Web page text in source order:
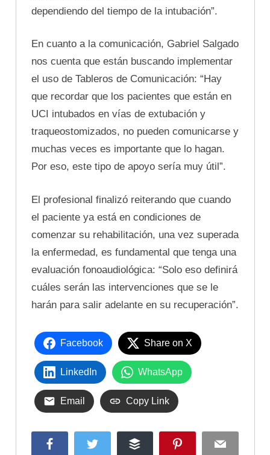
dependiendo del tiempo de la intubación”.
En cuanto a la comunicación, Gabriel Salgado
nos cuenta que están buscando implementar
el uso de Tableros de Comunicación: “Hay
que recordar que los pacientes que están en
UCI intubados en vías de extubación y
traqueostomizados, no pueden comunicarse y
muchas veces es importante que lo hagan.
Por eso, este tipo de apoyo sería muy útil”.
El profesional finalizó reiterando que cuando
el paciente ya está en condiciones de
comenzar su rehabilitación, una vez superada
la enfermedad, es fundamental que tenga una
evaluación fonoaudiológica: “Solo eso definirá
cuáles serán las intervenciones que se le
harán para salir adelante en su recuperación”.
Facebook Share on X
LinkedIn WhatsApp
Email Copy Link
FacebookTwitter Buffer Pinterest Email